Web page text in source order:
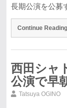
長期公演を公募
Continue
西田シャ
公演で早
Tatsuya OGINO